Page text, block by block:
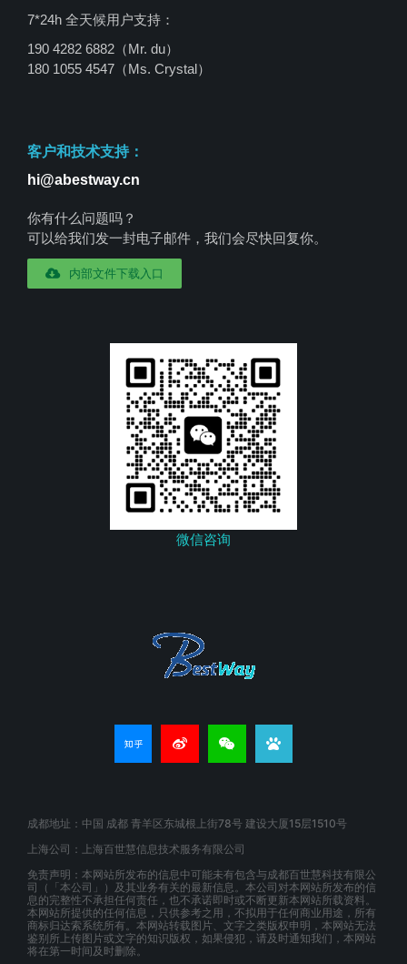
7*24h 全天候用户支持：
190 4282 6882（Mr. du）
180 1055 4547 （Ms. Crystal）
客户和技术支持：
hi@abestway.cn
你有什么问题吗？
可以给我们发一封电子邮件，我们会尽快回复你。
内部文件下载入口
微信咨询
成都地址：中国 成都 青羊区东城根上街78号 建设大厦15层1510号
上海公司：上海百世慧信息技术服务有限公司
免责声明：本网站所发布的信息中可能未有包含与成都百世慧科技有限公
司（「本公司」）及其业务有关的最新信息。本公司对本网站所发布的信
息的完整性不承担任何责任，也不承诺即时或不断更新本网站所载资料。
本网站所提供的任何信息，只供参考之用，不拟用于任何商业用途，所有
商标归达索系统所有。本网站转载图片、文字之类版权申明，本网站无法
鉴别所上传图片或文字的知识版权，如果侵犯，请及时通知我们，本网站
将在第一时间及时删除。